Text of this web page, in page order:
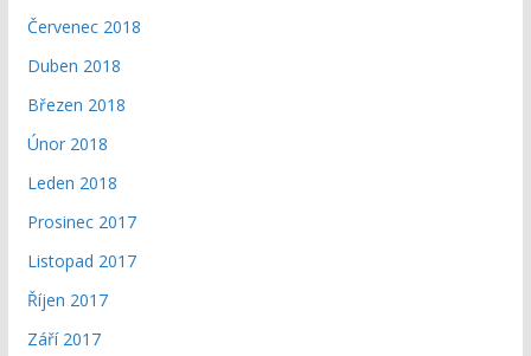
Červenec 2018
Duben 2018
Březen 2018
Únor 2018
Leden 2018
Prosinec 2017
Listopad 2017
Říjen 2017
Září 2017